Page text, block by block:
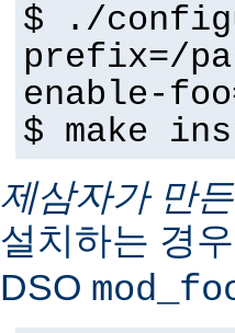
$ ./
prefix=/
enable-
$ make
제삼자가 만든
설치하는 경
DSO